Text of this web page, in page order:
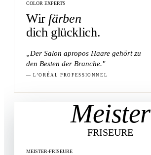
COLOR EXPERTS
Wir färben
dich glücklich.
„Der Salon apropos Haare gehört zu
den Besten der Branche."
— L’ORÉAL PROFESSIONNEL
Meister
FRISEURE
MEISTER-FRISEURE